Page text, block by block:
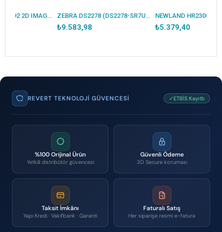
PERKON TIGER CS92 2D IMAGER / KAREKOD KABLOSUZ USB BARKOD OKUYUCU + STAND ZEBRA DS2278 (DS2278-SR7U2100PRW) 2D KABLOSUZ USB BARKOD OKUYUCU+ CRADLE
₺9.583,98 ₺5.379,40
REVERT TEKNOLOJI GÜVENCESI ✓ETBİS Kayıtlı
%100 Orijinal Ürün
Yetkili distribütör güvencesi
Güvenli Ödeme
3D Secure koruması
Taksit İmkânı
Yapı Kredi · Vakıfbank · Garanti
Faturalı Satış
Her siparişe resmi e-fatura